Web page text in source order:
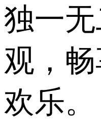
独一
观，
欢乐。